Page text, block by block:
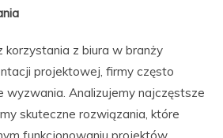
korzystania z biura w branży
projektowej, firmy często
wyzwania. Analizujemy najczęstsze
skuteczne rozwiązania, które